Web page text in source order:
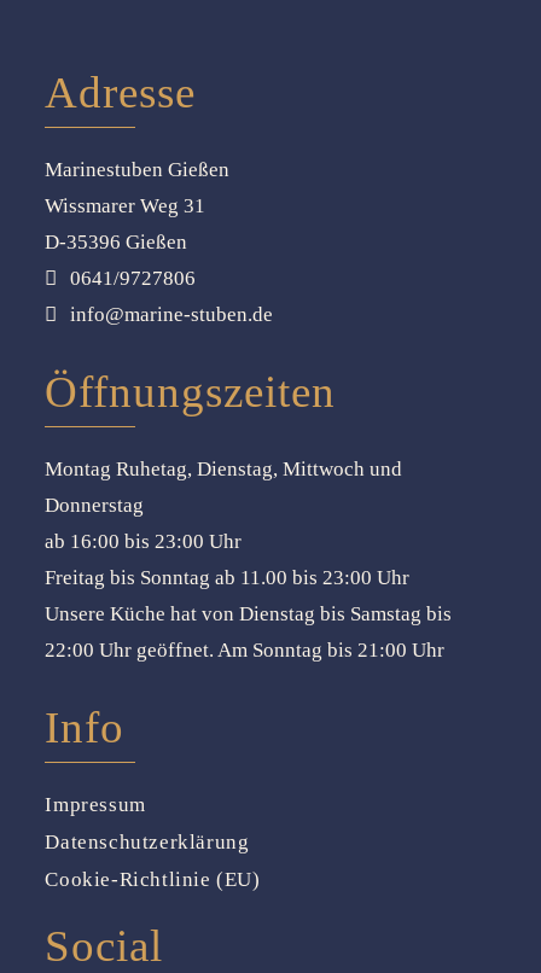
Adresse
Marinestuben Gießen
Wissmarer Weg 31
D-35396 Gießen
0641/9727806
info@marine-stuben.de
Öffnungszeiten
Montag Ruhetag, Dienstag, Mittwoch und
Donnerstag
ab 16:00 bis 23:00 Uhr
Freitag bis Sonntag ab 11.00 bis 23:00 Uhr
Unsere Küche hat von Dienstag bis Samstag bis
22:00 Uhr geöffnet. Am Sonntag bis 21:00 Uhr
Info
Impressum
Datenschutzerklärung
Cookie-Richtlinie (EU)
Social